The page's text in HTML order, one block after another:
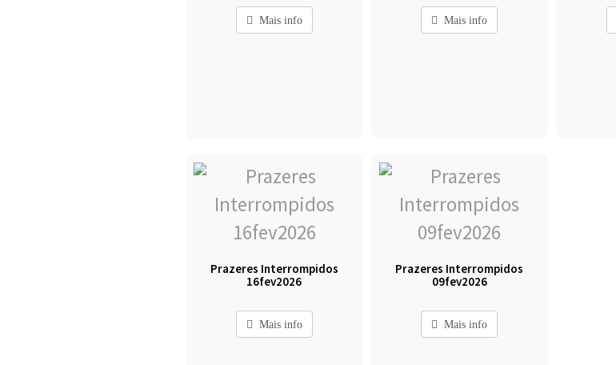
Mais info Mais info
Prazeres Interrompidos
16fev2026
Mais info
Prazeres Interrompidos
09fev2026
Mais info